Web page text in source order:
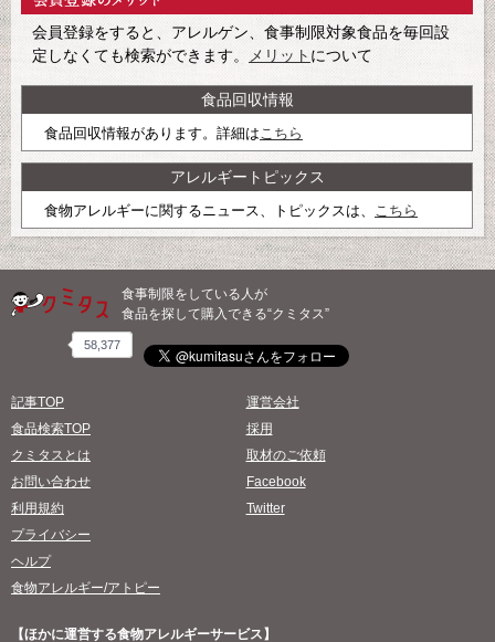
会員登録をすると、アレルゲン、食事制限対象食品を毎回設
定しなくても検索ができます。
メリット について
食品回収情報
食品回収情報があります。詳細はこちら
アレルギートピックス
食物アレルギーに関するニュース、トピックスは、 こちら
食事制限をしている人が
食品を探して購入できる“クミタス”
58,377
記事TOP
食品検索TOP
クミタスとは
お問い合わせ
利用規約
プライバシー
ヘルプ
食物アレルギー/アトピー
運営会社
採用
取材のご依頼
Facebook
Twitter
【ほかに運営する食物アレルギーサービス】